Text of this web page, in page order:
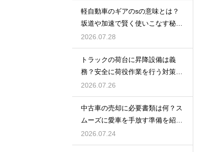
軽自動車のギアのsの意味とは？
坂道や加速で賢く使いこなす秘
訣！
2026.07.28
トラックの荷台に昇降設備は義
務？安全に荷役作業を行う対策を
紹介
2026.07.26
中古車の売却に必要書類は何？ス
ムーズに愛車を手放す準備を紹
介！
2026.07.24